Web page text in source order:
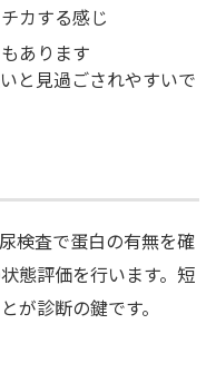
カする感じ
あります
と見過ごされやすいで
検査で蛋白の有無を確
態評価を行います。短
が診断の鍵です。